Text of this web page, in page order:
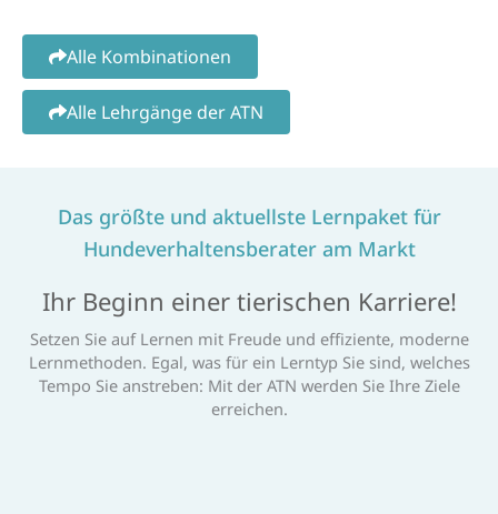
Alle Kombinationen
Alle Lehrgänge der ATN
Das größte und aktuellste Lernpaket für
Hundeverhaltensberater am Markt
Ihr Beginn einer tierischen Karriere!
Setzen Sie auf Lernen mit Freude und effiziente, moderne
Lernmethoden. Egal, was für ein Lerntyp Sie sind, welches
Tempo Sie anstreben: Mit der ATN werden Sie Ihre Ziele
erreichen.